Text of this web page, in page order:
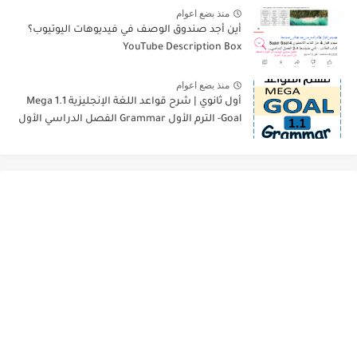
منذ بضع اعوام
أين أجد صندوق الوصف في فيديوهات اليوتيوب؟
YouTube Description Box
منذ بضع اعوام
أول ثانوي | شرح قواعد اللغة الإنجليزية 1.1 Mega
Goal- الترم الأول Grammar الفصل الدراسي الأول